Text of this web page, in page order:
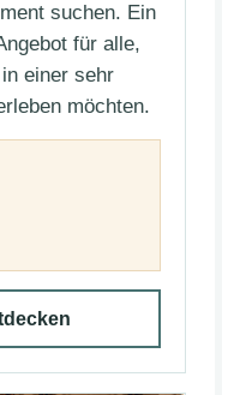
suchen. Ein
für alle,
einer sehr
möchten.